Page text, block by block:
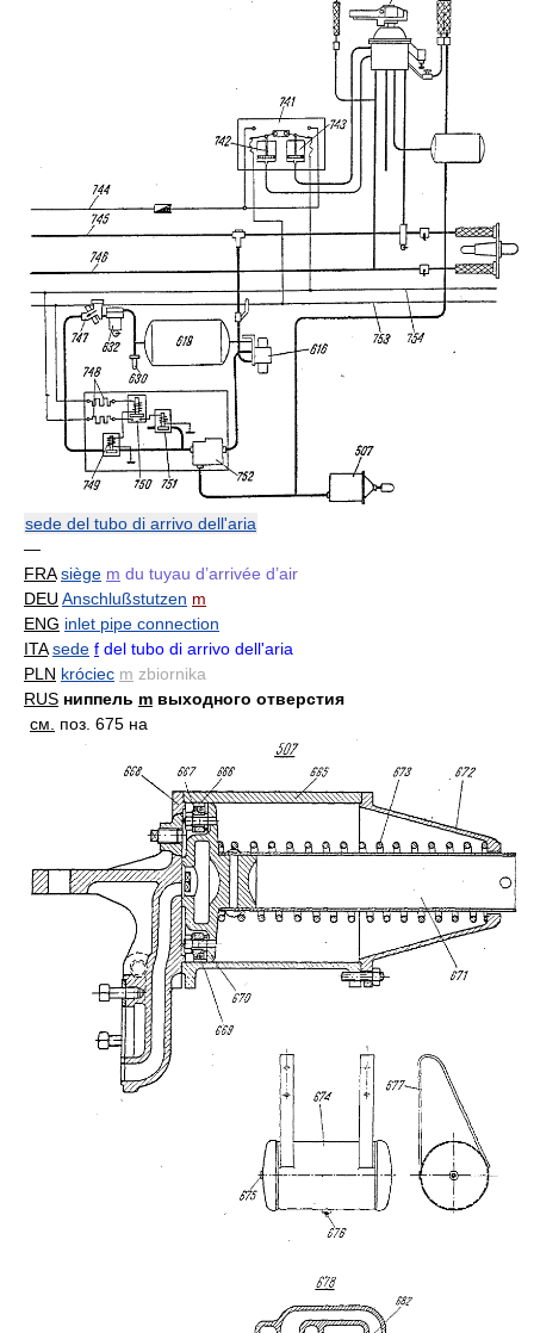
sede del tubo di arrivo dell'aria
—
FRA siège m du tuyau d’arrivée d’air
DEU Anschlußstutzen m
ENG inlet pipe connection
ITA sede f del tubo di arrivo dell'aria
PLN króciec m zbiornika
RUS ниппель m выходного отверстия
см.
поз. 675 на